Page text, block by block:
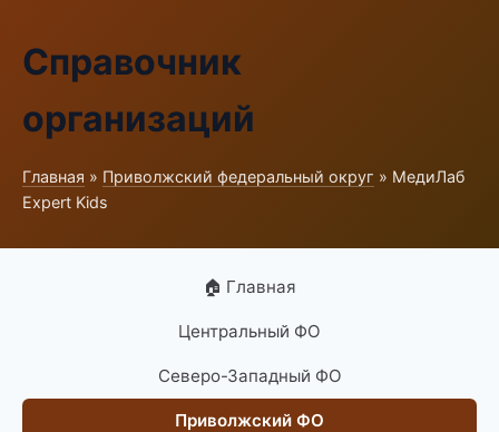
Справочник
организаций
Главная » Приволжский федеральный округ » МедиЛаб
Expert Kids
🏠 Главная
Центральный ФО
Северо-Западный ФО
Приволжский ФО